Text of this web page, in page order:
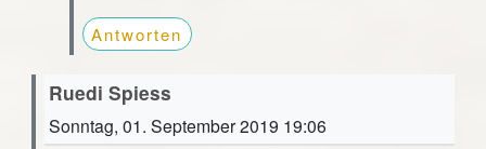
Antworten
Ruedi Spiess
Sonntag, 01. September 2019 19:06